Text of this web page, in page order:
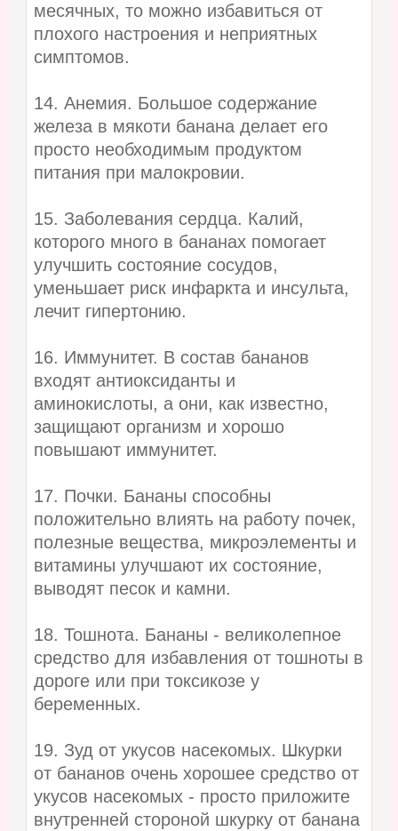
месячных, то можно избавиться от
плохого настроения и неприятных
симптомов.
14. Анемия. Большое содержание
железа в мякоти банана делает его
просто необходимым продуктом
питания при малокровии.
15. Заболевания сердца. Калий,
которого много в бананах помогает
улучшить состояние сосудов,
уменьшает риск инфаркта и инсульта,
лечит гипертонию.
16. Иммунитет. В состав бананов
входят антиоксиданты и
аминокислоты, а они, как известно,
защищают организм и хорошо
повышают иммунитет.
17. Почки. Бананы способны
положительно влиять на работу почек,
полезные вещества, микроэлементы и
витамины улучшают их состояние,
выводят песок и камни.
18. Тошнота. Бананы - великолепное
средство для избавления от тошноты в
дороге или при токсикозе у
беременных.
19. Зуд от укусов насекомых. Шкурки
от бананов очень хорошее средство от
укусов насекомых - просто приложите
внутренней стороной шкурку от банана